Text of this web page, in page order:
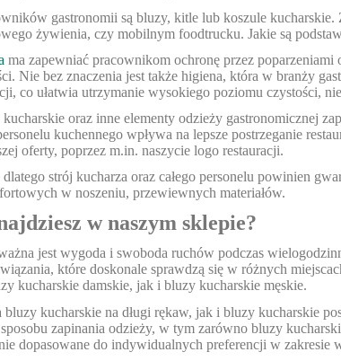
gastronomii są bluzy, kitle lub koszule
żywienia, czy mobilnym foodtrucku. Jakie są
ma zapewniać pracownikom ochronę przez
Nie bez znaczenia jest także higiena, która w branży
co ułatwia utrzymanie wysokiego poziomu czystości,
oraz inne elementy odzieży gastronomicznej
kuchennego wpływa na lepsze postrzeganie
oferty, poprzez m.in. naszycie logo restauracji.
strój kucharza oraz całego personelu powinien
w noszeniu, przewiewnych materiałów.
w naszym sklepie?
jest wygoda i swoboda ruchów podczas
które doskonale sprawdzą się w różnych
kucharskie damskie, jak i bluzy kucharskie męskie.
kucharskie na długi rękaw, jak i bluzy kucharskie
zapinania odzieży, w tym zarówno bluzy
dopasowane do indywidualnych preferencji w zakresie